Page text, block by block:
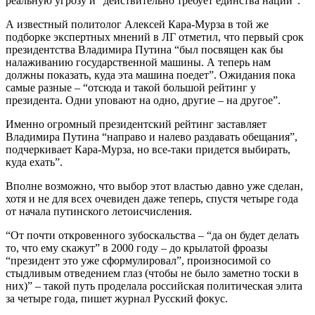
А известный политолог Алексей Кара-Мурза в той же
подборке экспертных мнений в ЛГ отметил, что первый срок
президентства Владимира Путина “был посвящен как бы
налаживанию государственной машины. А теперь нам
должны показать, куда эта машина поедет”. Ожидания пока
самые разные – “отсюда и такой большой рейтинг у
президента. Одни уповают на одно, другие – на другое”.
Именно огромный президентский рейтинг заставляет
Владимира Путина “направо и налево раздавать обещания”,
подчеркивает Кара-Мурза, но все-таки придется выбирать,
куда ехать”.
Вполне возможно, что выбор этот властью давно уже сделан,
хотя и не для всех очевиден даже теперь, спустя четыре года
от начала путинского летоисчисления.
“От почти откровенного зубоскальства – “да он будет делать
то, что ему скажут” в 2000 году – до крылатой фроазы
“президент это уже сформулировал”, произносимой со
стыдливым отведением глаз (чтобы не было заметно тоски в
них)” – такой путь проделала российская политическая элита
за четыре года, пишет журнал Русский фокус.